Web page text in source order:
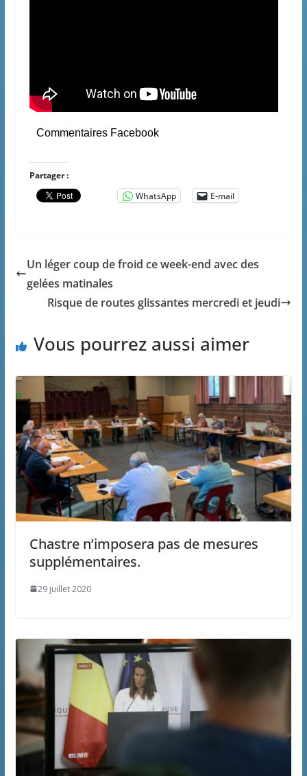
Commentaires Facebook
Partager :
WhatsApp
E-mail
Un léger coup de froid ce week-end avec des
gelées matinales
Risque de routes glissantes mercredi et jeudi
Vous pourrez aussi aimer
Chastre n’imposera pas de mesures
supplémentaires.
29 juillet 2020